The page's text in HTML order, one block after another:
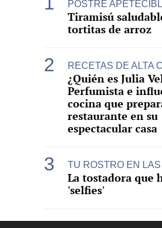
POSTRE
Tiramisú
tortitas de arroz
RECETAS DE ALTA
¿Quién es Julia
Perfumista e
cocina que
restaurante en su
espectacular casa
TU ROSTRO EN
La tostadora que
'selfies'